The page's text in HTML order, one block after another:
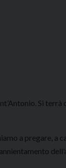
Si
a pregare, a